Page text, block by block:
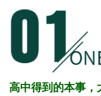
高中得到的本事，